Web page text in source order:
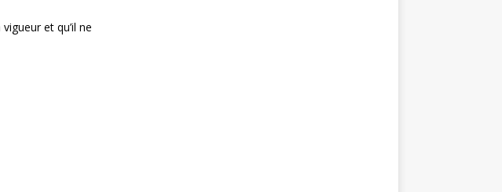
et qu’il ne